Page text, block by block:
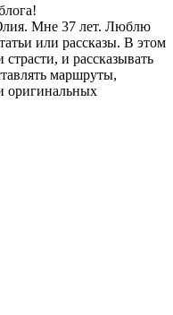
Мне 37 лет. Люблю
или рассказы. В этом
и рассказывать
маршруты,
оригинальных